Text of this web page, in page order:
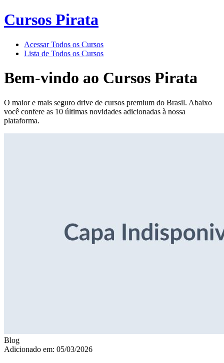
Cursos Pirata
Acessar Todos os Cursos
Lista de Todos os Cursos
Bem-vindo ao Cursos Pirata
O maior e mais seguro drive de cursos premium do Brasil. Abaixo
você confere as 10 últimas novidades adicionadas à nossa
plataforma.
Blog
Adicionado em: 05/03/2026